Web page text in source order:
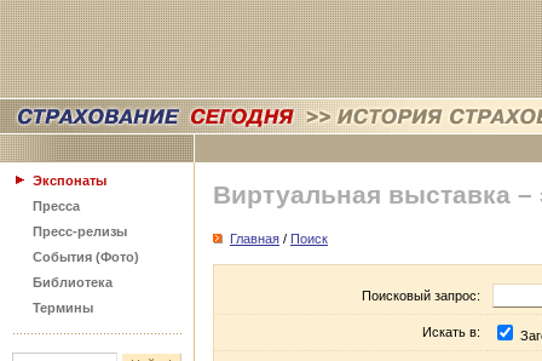
Экспонаты
Пресса
Пресс-релизы
События (Фото)
Библиотека
Термины
Виртуальная выставка –
Главная / Поиск
Поисковый запрос:
Искать в: